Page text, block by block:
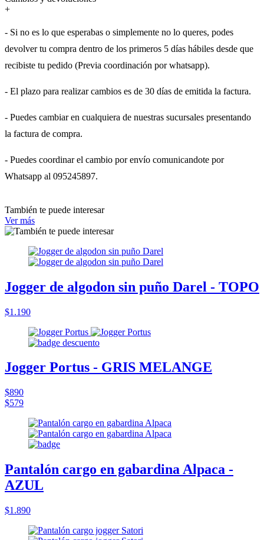
+
- Si no es lo que esperabas o simplemente no lo queres, podes
devolver tu compra dentro de los primeros 5 días hábiles desde que
recibiste tu pedido (Previa coordinación por whatsapp).
- El plazo para realizar cambios es de 30 días de emitida la factura.
- Puedes cambiar en cualquiera de nuestras sucursales presentando
la factura de compra.
- Puedes coordinar el cambio por envío comunicandote por
Whatsapp al 095245897.
También te puede interesar
Ver más
Jogger de algodon sin puño Darel - TOPO
$1.190
Jogger Portus - GRIS MELANGE
$890
$579
Pantalón cargo en gabardina Alpaca -
AZUL
$1.890